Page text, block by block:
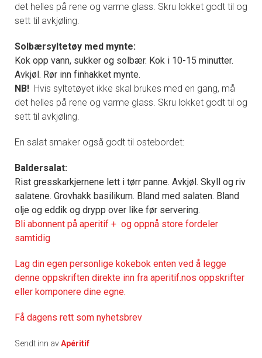
det helles på rene og varme glass. Skru lokket godt til og
sett til avkjøling.
Solbærsyltetøy med mynte:
Kok opp vann, sukker og solbær. Kok i 10-15 minutter.
Avkjøl. Rør inn finhakket mynte.
NB! Hvis syltetøyet ikke skal brukes med en gang, må
det helles på rene og varme glass. Skru lokket godt til og
sett til avkjøling.
En salat smaker også godt til ostebordet:
Baldersalat:
Rist gresskarkjernene lett i tørr panne. Avkjøl. Skyll og riv
salatene. Grovhakk basilikum. Bland med salaten. Bland
olje og eddik og drypp over like før servering.
Bli abonnent på aperitif + og oppnå store fordeler
samtidig
Lag din egen personlige kokebok enten ved å legge
denne oppskriften direkte inn fra aperitif.nos oppskrifter
eller komponere dine egne.
Få dagens rett som nyhetsbrev
Sendt inn avApéritif